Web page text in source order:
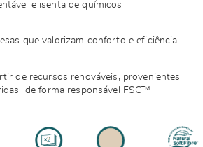
e isenta de químicos
que valorizam conforto e eficiência
de recursos renováveis, provenientes
de forma responsável FSC™